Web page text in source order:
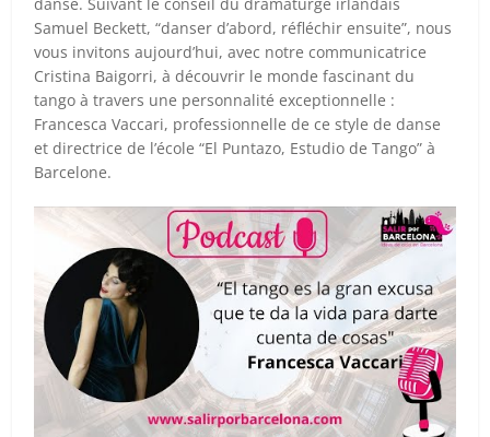
Samuel Beckett, “danser d’abord, réfléchir ensuite”, nous
vous invitons aujourd’hui, avec notre communicatrice
Cristina Baigorri, à découvrir le monde fascinant du
tango à travers une personnalité exceptionnelle :
Francesca Vaccari, professionnelle de ce style de danse
et directrice de l’école “El Puntazo, Estudio de Tango” à
Barcelone.